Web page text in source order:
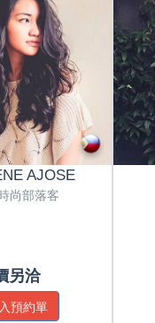
AJOSE
尚部落客
另洽
預約單